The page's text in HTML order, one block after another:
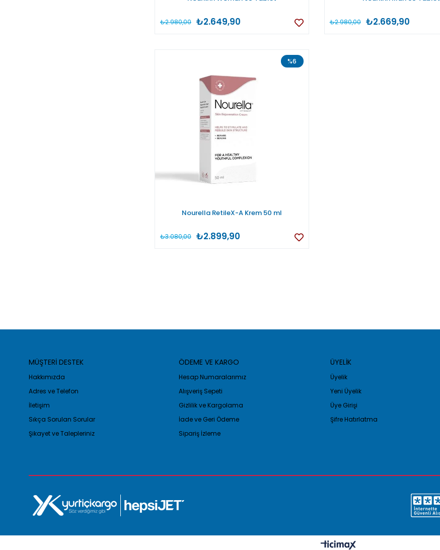
₺2.649,90
₺2.980,00 ₺2.669,90
₺2.980,00
Nourella RetileX-A Krem 50 ml
₺2.899,90
₺3.080,00
%6
MÜŞTERİ DESTEK
Hakkımızda
Adres ve Telefon
İletişim
Sıkça Sorulan Sorular
Şikayet ve Talepleriniz
ÖDEME VE KARGO
Hesap Numaralarımız
Alışveriş Sepeti
Gizlilik ve Kargolama
İade ve Geri Ödeme
Sipariş İzleme
ÜYELİK
Üyelik
Yeni Üyelik
Üye Girişi
Şifre Hatırlatma